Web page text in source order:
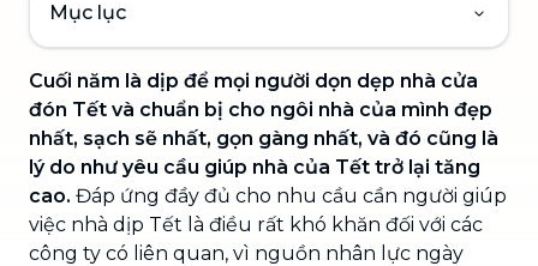
Mục lục
Cuối năm là dịp để mọi người dọn dẹp nhà cửa
đón Tết và chuẩn bị cho ngôi nhà của mình đẹp
nhất, sạch sẽ nhất, gọn gàng nhất, và đó cũng là
lý do như yêu cầu giúp nhà của Tết trở lại tăng
cao. Đáp ứng đầy đủ cho nhu cầu cần người giúp
việc nhà dịp Tết là điều rất khó khăn đối với các
công ty có liên quan, vì nguồn nhân lực ngày